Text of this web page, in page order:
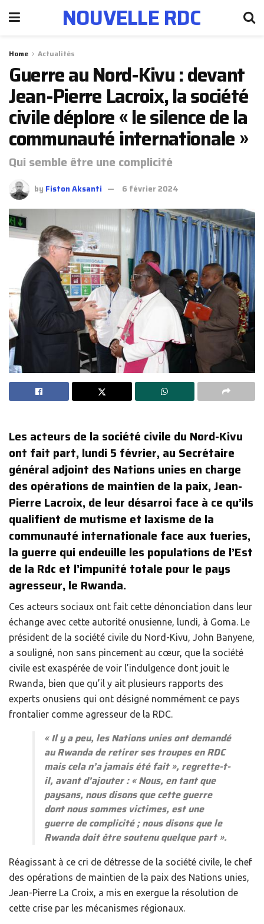
NOUVELLE RDC
Home Actualités
Guerre au Nord-Kivu : devant
Jean-Pierre Lacroix, la société
civile déplore « le silence de la
communauté internationale »
Qui semble être une complicité
by Fiston Aksanti 6 février 2024
Les acteurs de la société civile du Nord-Kivu
ont fait part, lundi 5 février, au Secrétaire
général adjoint des Nations unies en charge
des opérations de maintien de la paix, Jean-
Pierre Lacroix, de leur désarroi face à ce qu’ils
qualifient de mutisme et laxisme de la
communauté internationale face aux tueries,
la guerre qui endeuille les populations de l’Est
de la Rdc et l’impunité totale pour le pays
agresseur, le Rwanda.
Ces acteurs sociaux ont fait cette dénonciation dans leur
échange avec cette autorité onusienne, lundi, à Goma. Le
président de la société civile du Nord-Kivu, John Banyene,
a souligné, non sans pincement au cœur, que la société
civile est exaspérée de voir l’indulgence dont jouit le
Rwanda, bien que qu’il y ait plusieurs rapports des
experts onusiens qui ont désigné nommément ce pays
frontalier comme agresseur de la RDC.
«Il y a peu, les Nations unies ont demandé
au Rwanda de retirer ses troupes en RDC
mais cela n’a jamais été fait », regrette-t-
il, avant d’ajouter : «Nous, en tant que
paysans, nous disons que cette guerre
dont nous sommes victimes, est une
guerre de complicité ; nous disons que le
Rwanda doit être soutenu quelque part».
Réagissant à ce cri de détresse de la société civile, le chef
des opérations de maintien de la paix des Nations unies,
Jean-Pierre La Croix, a mis en exergue la résolution de
cette crise par les mécanismes régionaux.